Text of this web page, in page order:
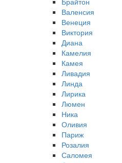
Валенсия
Венеция
Виктория
Диана
Камелия
Камея
Ливадия
Линда
Лирика
Люмен
Ника
Оливия
Париж
Розалия
Саломея